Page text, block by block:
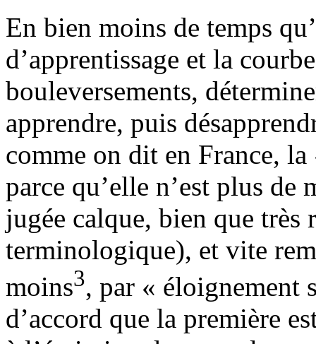
En bien moins de temps
d’apprentissage et la
bouleversements,
apprendre, puis
comme on dit en France,
parce qu’elle n’est plus de
jugée calque, bien que très
terminologique), et vite
moins3, par « éloignement
d’accord que la première